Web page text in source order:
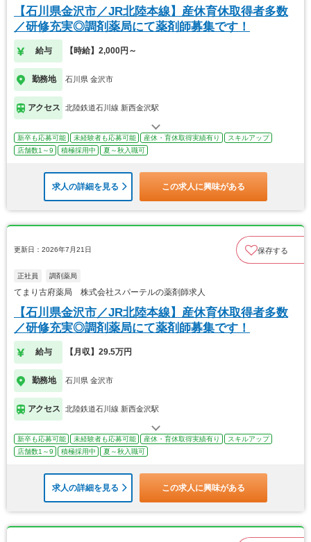
【石川県金沢市／JR北陸本線】産休育休取得者多数
／研修充実◎調剤薬局にて薬剤師募集です！
給与 【時給】2,000円～
勤務地 石川県 金沢市
アクセス 北陸鉄道石川線 新西金沢駅
新卒も応募可能 未経験者も応募可能 産休・育休取得実績有り
スキルアップ
店舗数1～9
積極採用中 夏～秋入職可
求人の詳細を見る この求人に興味がある
更新日：2026年7月21日 保存する
正社員 調剤薬局
てまり古府薬局 株式会社スパーテルの薬剤師求人
【石川県金沢市／JR北陸本線】産休育休取得者多数
／研修充実◎調剤薬局にて薬剤師募集です！
給与 【月収】29.5万円
勤務地 石川県 金沢市
アクセス 北陸鉄道石川線 新西金沢駅
新卒も応募可能 未経験者も応募可能 産休・育休取得実績有り
スキルアップ
店舗数1～9
積極採用中 夏～秋入職可
求人の詳細を見る この求人に興味がある